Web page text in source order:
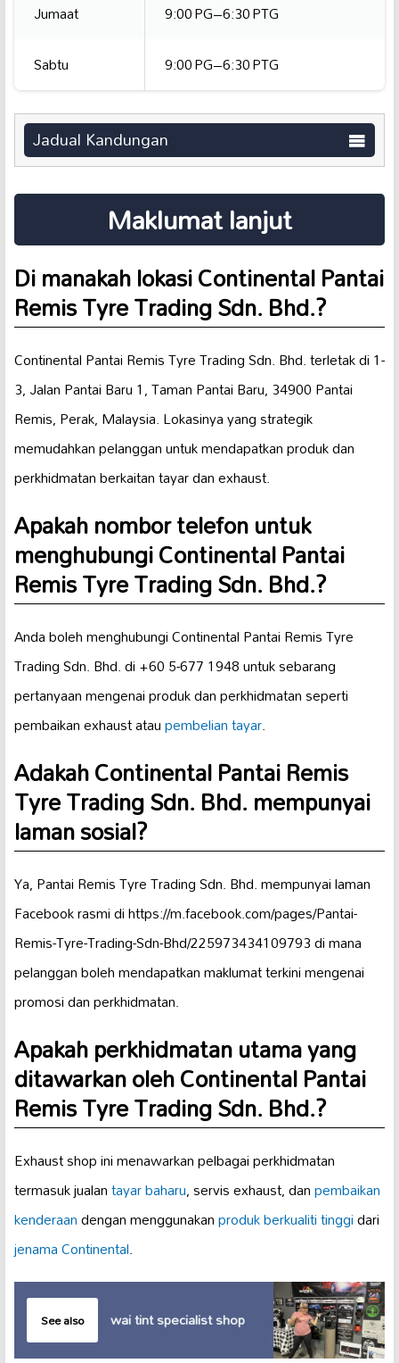
Jumaat
9:00 PG–6:30 PTG
Sabtu
9:00 PG–6:30 PTG
Jadual Kandungan
Maklumat lanjut
Di manakah lokasi Continental Pantai
Remis Tyre Trading Sdn. Bhd.?
Continental Pantai Remis Tyre Trading Sdn. Bhd. terletak di 1-
3, Jalan Pantai Baru 1, Taman Pantai Baru, 34900 Pantai
Remis, Perak, Malaysia. Lokasinya yang strategik
memudahkan pelanggan untuk mendapatkan produk dan
perkhidmatan berkaitan tayar dan exhaust.
Apakah nombor telefon untuk
menghubungi Continental Pantai
Remis Tyre Trading Sdn. Bhd.?
Anda boleh menghubungi Continental Pantai Remis Tyre
Trading Sdn. Bhd. di +60 5-677 1948 untuk sebarang
pertanyaan mengenai produk dan perkhidmatan seperti
pembaikan exhaust ataupembelian tayar.
Adakah Continental Pantai Remis
Tyre Trading Sdn. Bhd. mempunyai
laman sosial?
Ya, Pantai Remis Tyre Trading Sdn. Bhd. mempunyai laman
Facebook rasmi di https://m.facebook.com/pages/Pantai-
Remis-Tyre-Trading-Sdn-Bhd/225973434109793 di mana
pelanggan boleh mendapatkan maklumat terkini mengenai
promosi dan perkhidmatan.
Apakah perkhidmatan utama yang
ditawarkan oleh Continental Pantai
Remis Tyre Trading Sdn. Bhd.?
Exhaust shop ini menawarkan pelbagai perkhidmatan
termasuk jualantayar baharu, servis exhaust, danpembaikan
kenderaandengan menggunakanproduk berkualiti tinggidari
jenama Continental.
See also wai tint specialist shop